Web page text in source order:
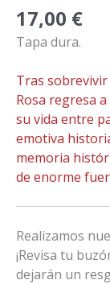
17,00 €
Tapa dura.
Tras
Rosa regresa
su vida entre
emotiva
memoria
de enorme
Realizamos
¡Revisa tu
dejarán un